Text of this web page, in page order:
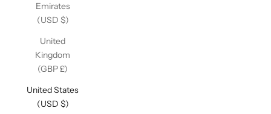
Emirates
(USD $)
United
Kingdom
(GBP £)
United States
(USD $)